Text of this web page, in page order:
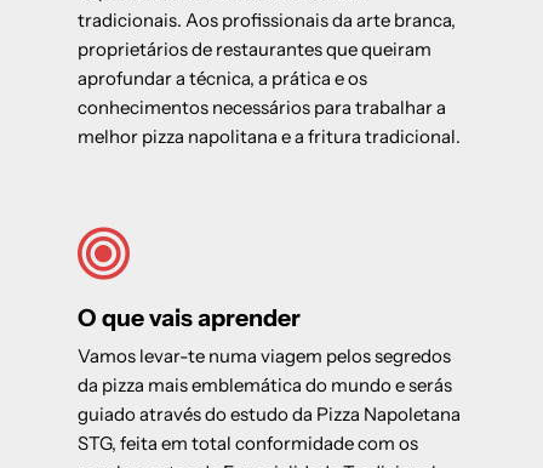
tradicionais. Aos profissionais da arte branca,
proprietários de restaurantes que queiram
aprofundar a técnica, a prática e os
conhecimentos necessários para trabalhar a
melhor pizza napolitana e a fritura tradicional.
O que vais aprender
Vamos levar-te numa viagem pelos segredos
da pizza mais emblemática do mundo e serás
guiado através do estudo da Pizza Napoletana
STG, feita em total conformidade com os